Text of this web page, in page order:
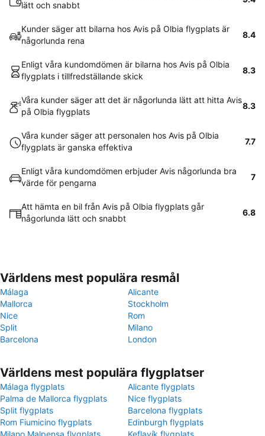
lätt och snabbt
Kunder säger att bilarna hos Avis på Olbia flygplats är
någorlunda rena
8.4
Enligt våra kundomdömen är bilarna hos Avis på Olbia
flygplats i tillfredställande skick
8.3
Våra kunder säger att det är någorlunda lätt att hitta Avis
på Olbia flygplats
8.3
Våra kunder säger att personalen hos Avis på Olbia
flygplats är ganska effektiva
7.7
Enligt våra kundomdömen erbjuder Avis någorlunda bra
värde för pengarna
7
Att hämta en bil från Avis på Olbia flygplats går
någorlunda lätt och snabbt
6.8
Världens mest populära resmål
Málaga
Alicante
Mallorca
Stockholm
Nice
Rom
Split
Milano
Barcelona
London
Världens mest populära flygplatser
Málaga flygplats
Alicante flygplats
Palma de Mallorca flygplats
Nice flygplats
Split flygplats
Barcelona flygplats
Rom Fiumicino flygplats
Edinburgh flygplats
Milano Malpensa flygplats
Keflavík flygplats